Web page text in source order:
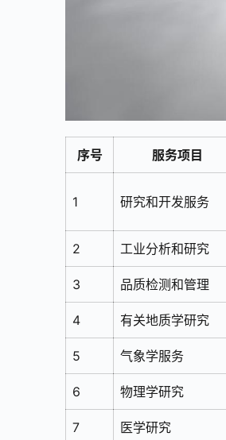
序号 服务项目
1 研究和开发服务
2 工业分析和研究
3 品质检测和管理
4 有关地质学研究
5 气象学服务
6 物理学研究
7 医学研究